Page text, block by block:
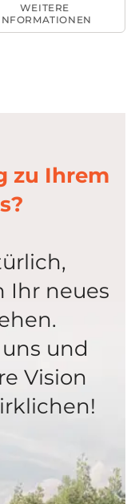
WEITERE
zu Ihrem
Ihr neues
und
Vision